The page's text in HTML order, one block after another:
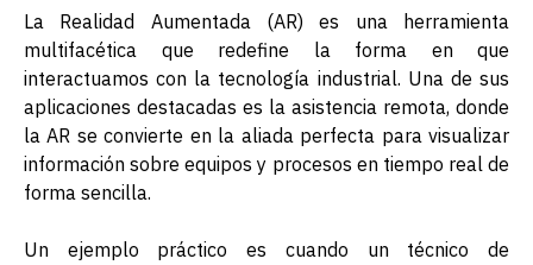
La Realidad Aumentada (AR) es una herramienta
multifacética que redefine la forma en que
interactuamos con la tecnología industrial. Una de sus
aplicaciones destacadas es la asistencia remota, donde
la AR se convierte en la aliada perfecta para visualizar
información sobre equipos y procesos en tiempo real de
forma sencilla.
Un ejemplo práctico es cuando un técnico de